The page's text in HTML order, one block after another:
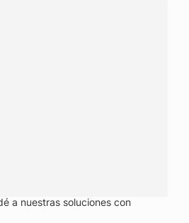
a nuestras soluciones con